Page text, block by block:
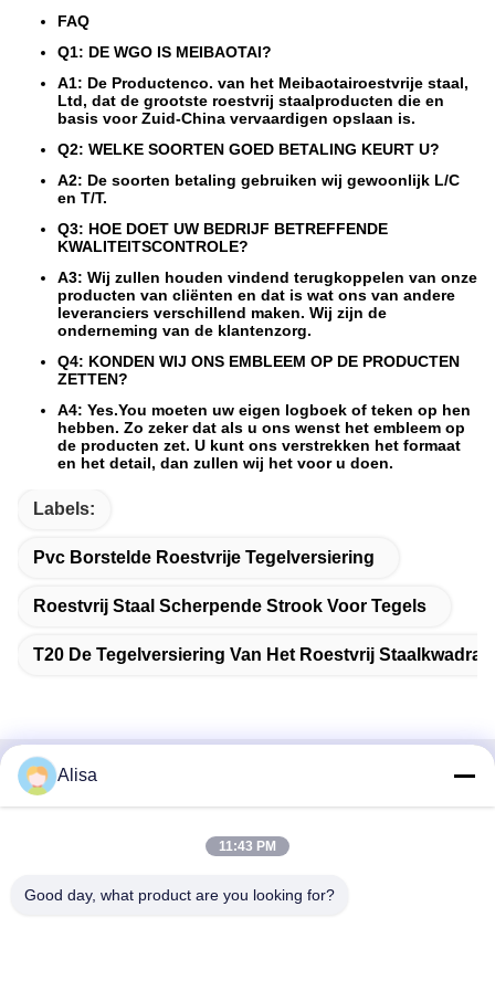
FAQ
Q1: DE WGO IS MEIBAOTAI?
A1: De Productenco. van het Meibaotairoestvrije staal,
Ltd, dat de grootste roestvrij staalproducten die en
basis voor Zuid-China vervaardigen opslaan is.
Q2: WELKE SOORTEN GOED BETALING KEURT U?
A2: De soorten betaling gebruiken wij gewoonlijk L/C
en T/T.
Q3: HOE DOET UW BEDRIJF BETREFFENDE
KWALITEITSCONTROLE?
A3: Wij zullen houden vindend terugkoppelen van onze
producten van cliënten en dat is wat ons van andere
leveranciers verschillend maken. Wij zijn de
onderneming van de klantenzorg.
Q4: KONDEN WIJ ONS EMBLEEM OP DE PRODUCTEN
ZETTEN?
A4: Yes.You moeten uw eigen logboek of teken op hen
hebben. Zo zeker dat als u ons wenst het embleem op
de producten zet. U kunt ons verstrekken het formaat
en het detail, dan zullen wij het voor u doen.
Labels:
Pvc Borstelde Roestvrije Tegelversiering
Roestvrij Staal Scherpende Strook Voor Tegels
T20 De Tegelversiering Van Het Roestvrij
Snel contact
Veinna-de bouw, Chencun, Shunde, Foshan, Guangdong,
Alisa
11:43 PM
Good day, what product are you looking for?